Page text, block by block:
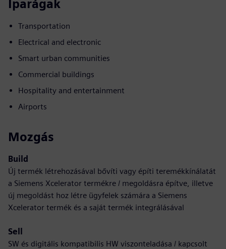
Iparágak
Transportation
Electrical and electronic
Smart urban communities
Commercial buildings
Hospitality and entertainment
Airports
Mozgás
Build
Új termék létrehozásával bővíti vagy építi teremékkínálatát
a Siemens Xcelerator termékre / megoldásra építve, illetve
új megoldást hoz létre ügyfelek számára a Siemens
Xcelerator termék és a saját termék integrálásával
Sell
SW és digitális kompatibilis HW viszonteladása / kapcsolt